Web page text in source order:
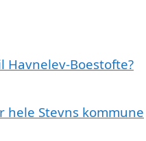
Boestofte?
Stevns kommune